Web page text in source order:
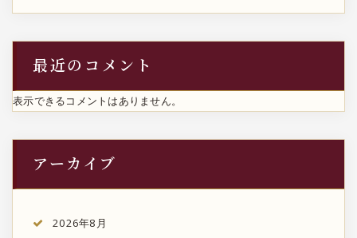
最近のコメント
表示できるコメントはありません。
アーカイブ
2026年8月